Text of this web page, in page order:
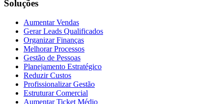
Soluções
Aumentar Vendas
Gerar Leads Qualificados
Organizar Finanças
Melhorar Processos
Gestão de Pessoas
Planejamento Estratégico
Reduzir Custos
Profissionalizar Gestão
Estruturar Comercial
Aumentar Ticket Médio